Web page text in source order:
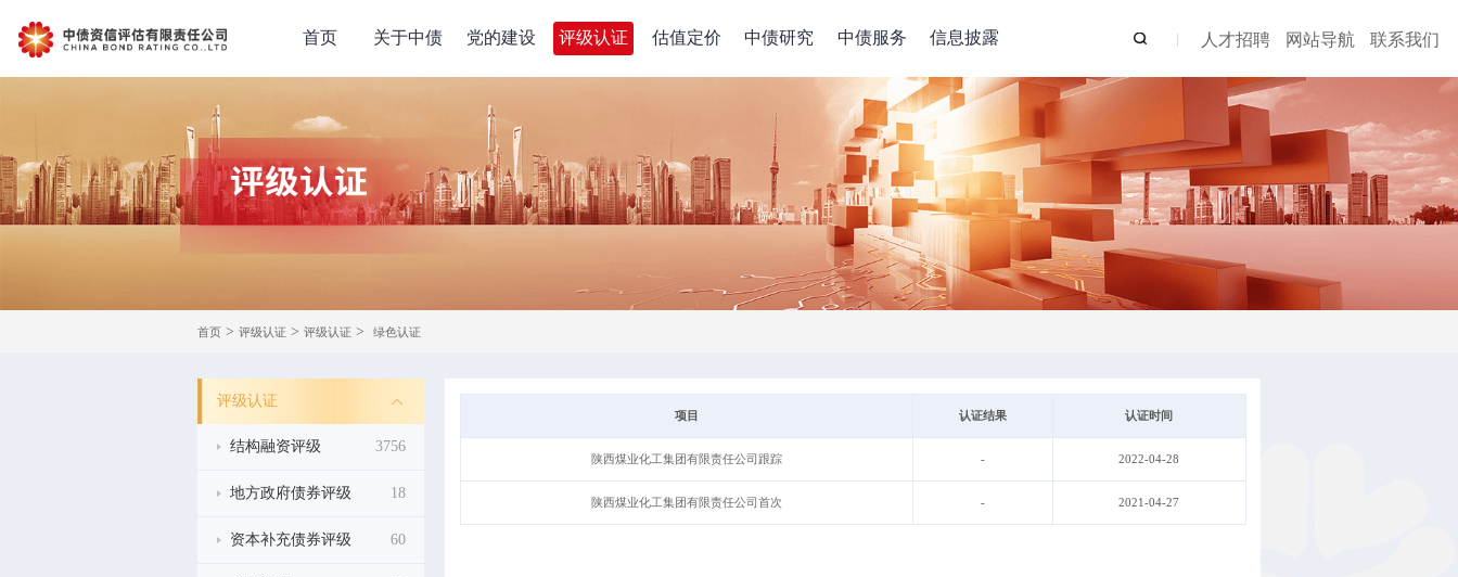
首页 关于中债 党的建设 评级认证 估值定价 中债研究 中债服务 信息披露 人才招聘 网站导航 联系我们
首页 > 评级认证 > 评级认证 > 绿色认证
评级认证
结构融资评级 3756
地方政府债券评级 18
资本补充债券评级 60
项目 认证结果 认证时间
陕西煤业化工集团有限责任公司跟踪 - 2022-04-28
陕西煤业化工集团有限责任公司首次 - 2021-04-27